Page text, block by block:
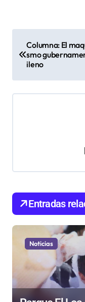
ó
e
r
Columna: El
smo
ileno
Entradas
Noticias